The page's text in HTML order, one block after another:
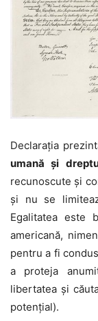
Declarația
umană și
recunoscute și
și nu se
Egalitatea este
americană,
pentru a fi
a proteja
libertatea și
potențial).